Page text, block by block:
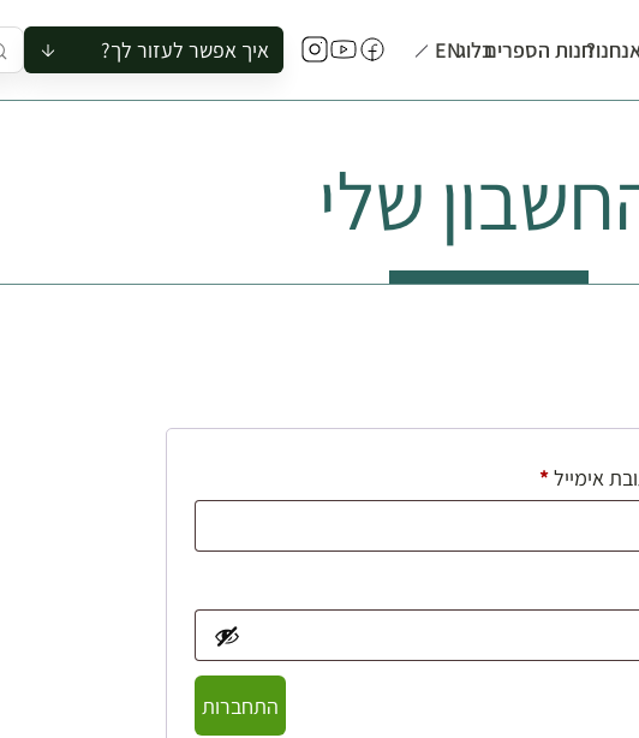
חנות הספריםבלוגEN איך אפשר לעזור לך?
להזמין סיור לקבוצה
לתאם ביקור בצריף
שלי
אימייל*חובה
התחברות